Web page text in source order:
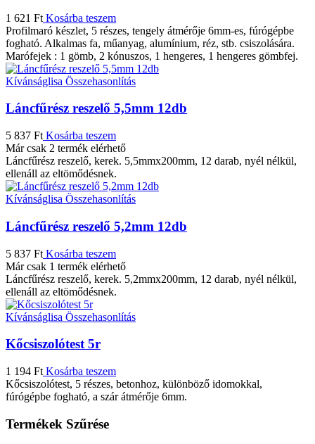
1 621 Ft Kosárba teszem
Profilmaró készlet, 5 részes, tengely átmérője 6mm-es, fúrógépbe
fogható. Alkalmas fa, műanyag, alumínium, réz, stb. csiszolására.
Marófejek : 1 gömb, 2 kónuszos, 1 hengeres, 1 hengeres gömbfej.
Kívánságlisa Összehasonlítás
Láncfűrész reszelő 5,5mm 12db
5 837 Ft Kosárba teszem
Már csak 2 termék elérhető
Láncfűrész reszelő, kerek. 5,5mmx200mm, 12 darab, nyél nélkül,
ellenáll az eltömődésnek.
Kívánságlisa Összehasonlítás
Láncfűrész reszelő 5,2mm 12db
5 837 Ft Kosárba teszem
Már csak 1 termék elérhető
Láncfűrész reszelő, kerek. 5,2mmx200mm, 12 darab, nyél nélkül,
ellenáll az eltömődésnek.
Kívánságlisa Összehasonlítás
Kőcsiszolótest 5r
1 194 Ft Kosárba teszem
Kőcsiszolótest, 5 részes, betonhoz, különböző idomokkal,
fúrógépbe fogható, a szár átmérője 6mm.
Termékek Szűrése